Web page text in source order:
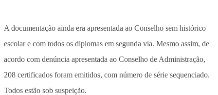
A documentação ainda era apresentada ao Conselho sem histórico
escolar e com todos os diplomas em segunda via. Mesmo assim, de
acordo com denúncia apresentada ao Conselho de Administração,
208 certificados foram emitidos, com número de série sequenciado.
Todos estão sob suspeição.